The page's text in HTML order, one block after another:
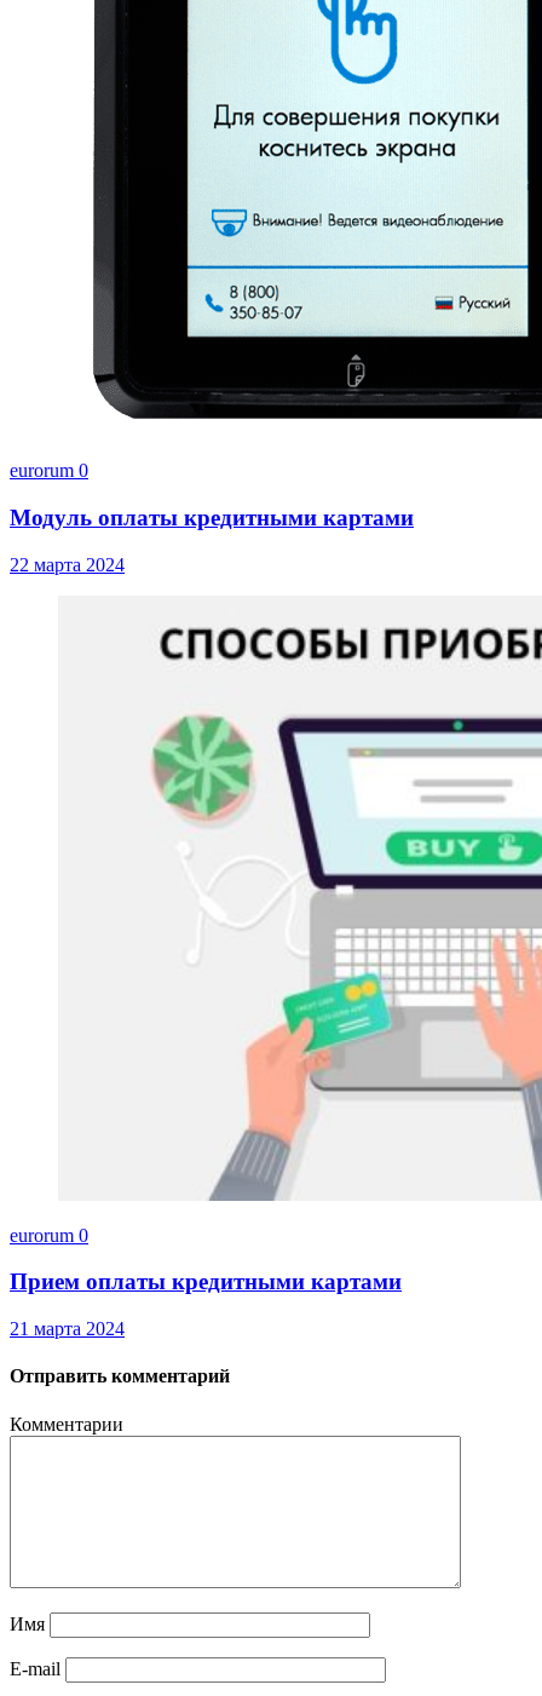
eurorum 0
Модуль оплаты кредитными картами
22 марта 2024
eurorum 0
Прием оплаты кредитными картами
21 марта 2024
Отправить комментарий
Комментарии
Имя
E-mail